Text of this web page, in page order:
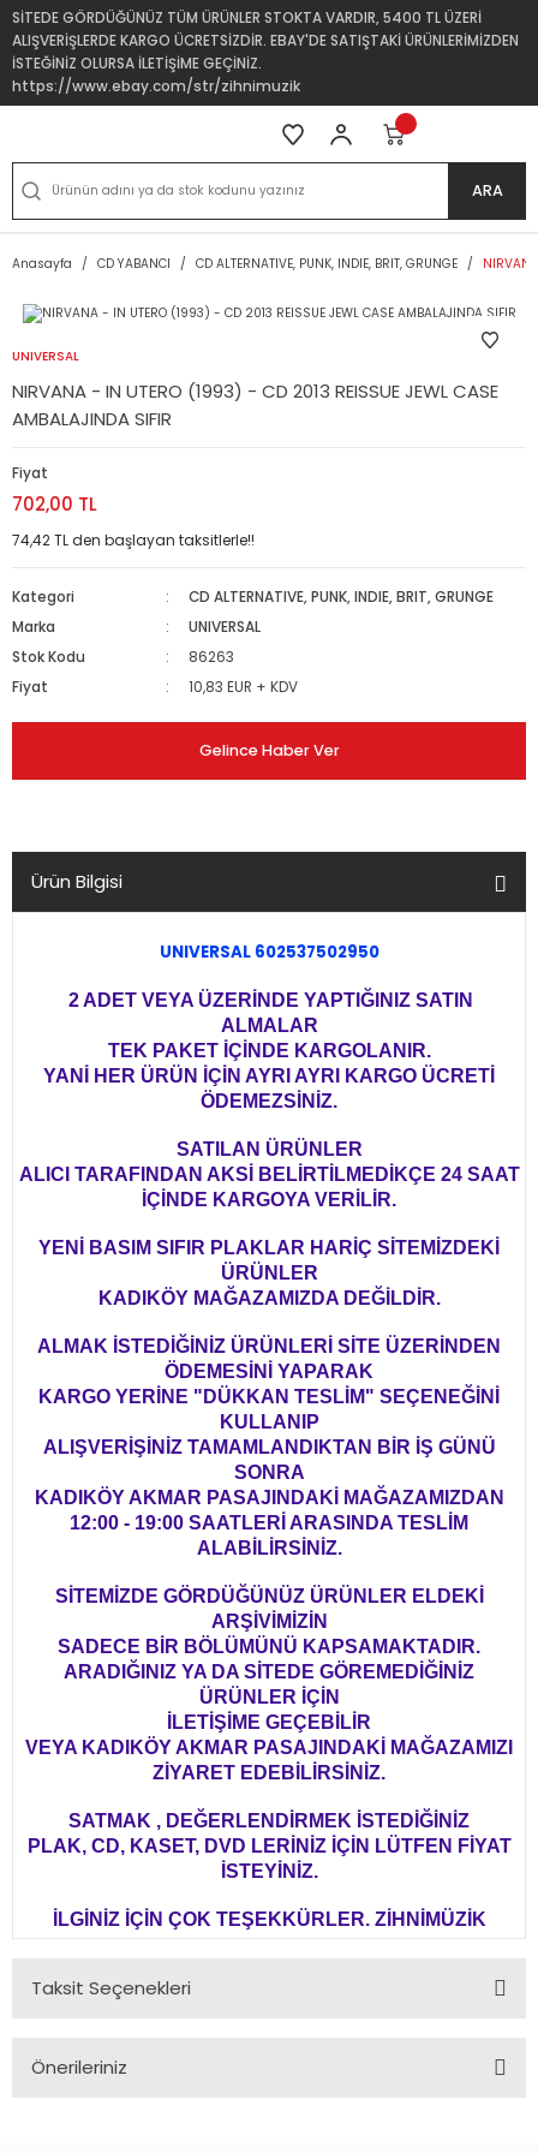
SİTEDE GÖRDÜĞÜNÜZ TÜM ÜRÜNLER STOKTA VARDIR, 5400 TL ÜZERİ
ALIŞVERİŞLERDE KARGO ÜCRETSİZDİR. EBAY'DE SATIŞTAKİ ÜRÜNLERİMİZDEN
İSTEĞİNİZ OLURSA İLETİŞİME GEÇİNİZ.
https://www.ebay.com/str/zihnimuzik
ARA
Anasayfa CD YABANCI CD ALTERNATIVE, PUNK, INDIE, BRIT, GRUNGE
UNIVERSAL
NIRVANA - IN UTERO (1993) - CD 2013 REISSUE JEWL CASE
AMBALAJINDA SIFIR
Fiyat
702,00 TL
74,42 TL den başlayan taksitlerle!!
Kategori
CD ALTERNATIVE, PUNK, INDIE, BRIT, GRUNGE
Marka
UNIVERSAL
Stok Kodu
86263
Fiyat
10,83 EUR + KDV
Gelince Haber Ver
Ürün Bilgisi
UNIVERSAL 602537502950
2 ADET VEYA ÜZERİNDE YAPTIĞINIZ SATIN
ALMALAR
TEK PAKET İÇİNDE KARGOLANIR.
YANİ HER ÜRÜN İÇİN AYRI AYRI KARGO ÜCRETİ
ÖDEMEZSİNİZ.
SATILAN ÜRÜNLER
ALICI TARAFINDAN AKSİ BELİRTİLMEDİKÇE 24 SAAT
İÇİNDE KARGOYA VERİLİR.
YENİ BASIM SIFIR PLAKLAR HARİÇ SİTEMİZDEKİ
ÜRÜNLER
KADIKÖY MAĞAZAMIZDA DEĞİLDİR.
ALMAK İSTEDİĞİNİZ ÜRÜNLERİ SİTE ÜZERİNDEN
ÖDEMESİNİ YAPARAK
KARGO YERİNE "DÜKKAN TESLİM" SEÇENEĞİNİ
KULLANIP
ALIŞVERİŞİNİZ TAMAMLANDIKTAN BİR İŞ GÜNÜ
SONRA
KADIKÖY AKMAR PASAJINDAKİ MAĞAZAMIZDAN
12:00 - 19:00 SAATLERİ ARASINDA TESLİM
ALABİLİRSİNİZ.
SİTEMİZDE GÖRDÜĞÜNÜZ ÜRÜNLER ELDEKİ
ARŞİVİMİZİN
SADECE BİR BÖLÜMÜNÜ KAPSAMAKTADIR.
ARADIĞINIZ YA DA SİTEDE GÖREMEDİĞİNİZ
ÜRÜNLER İÇİN
İLETİŞİME GEÇEBİLİR
VEYA KADIKÖY AKMAR PASAJINDAKİ MAĞAZAMIZI
ZİYARET EDEBİLİRSİNİZ.
SATMAK , DEĞERLENDİRMEK İSTEDİĞİNİZ
PLAK, CD, KASET, DVD LERİNİZ İÇİN LÜTFEN FİYAT
İSTEYİNİZ.
İLGİNİZ İÇİN ÇOK TEŞEKKÜRLER. ZİHNİMÜZİK
Taksit Seçenekleri
Önerileriniz